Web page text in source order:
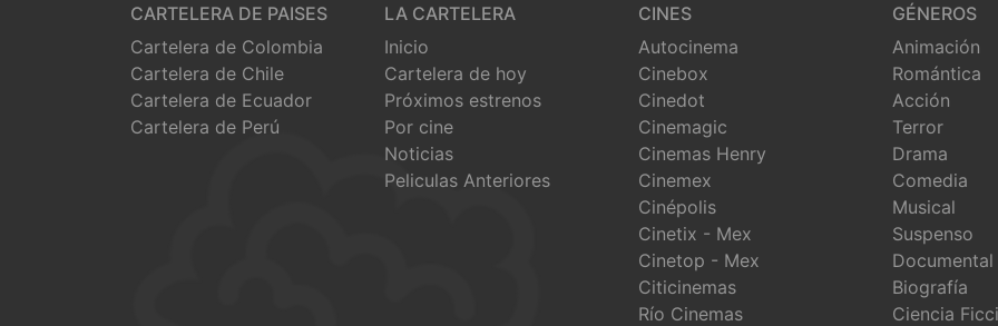
CARTELERA DE PAISES
Cartelera de Colombia
Cartelera de Chile
Cartelera de Ecuador
Cartelera de Perú
LA CARTELERA
Inicio
Cartelera de hoy
Próximos estrenos
Por cine
Noticias
Peliculas Anteriores
CINES
Autocinema
Cinebox
Cinedot
Cinemagic
Cinemas Henry
Cinemex
Cinépolis
Cinetix - Mex
Cinetop - Mex
Citicinemas
Río Cinemas
GÉNEROS
Animación
Romántica
Acción
Terror
Drama
Comedia
Musical
Suspenso
Documental
Biografía
Ciencia